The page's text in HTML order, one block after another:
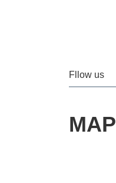
Fllow us
MAP